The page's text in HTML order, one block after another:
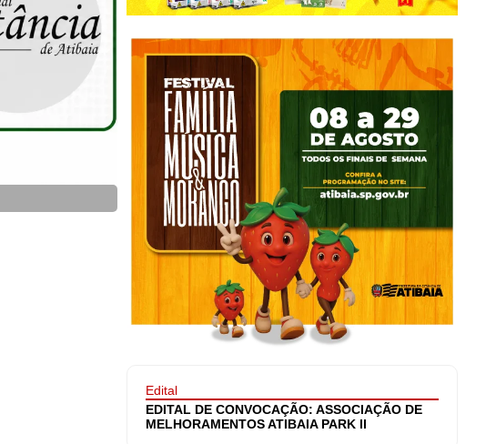
Edital
EDITAL DE CONVOCAÇÃO: ASSOCIAÇÃO DE
MELHORAMENTOS ATIBAIA PARK II